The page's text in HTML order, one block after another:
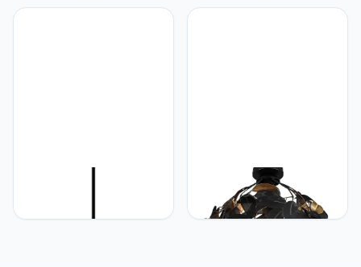
Jimmy, 1 X E27 Zonder
hanglamp Holm
RL LIVE YOUR LIGHT
Reality Leuchten Leavy
R60461032 Plafondlamp